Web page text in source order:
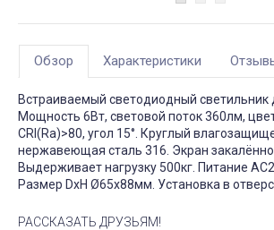
Обзор Характеристики
Встраиваемый светодиодный светильник
Мощность 6Вт, световой поток 360лм,
CRI(Ra)>80, угол 15°. Круглый
нержавеющая сталь 316. Экран
Выдерживает нагрузку 500кг. Питание
Размер DxH Ø65x88мм. Установка в
РАССКАЗАТЬ ДРУЗЬЯМ!